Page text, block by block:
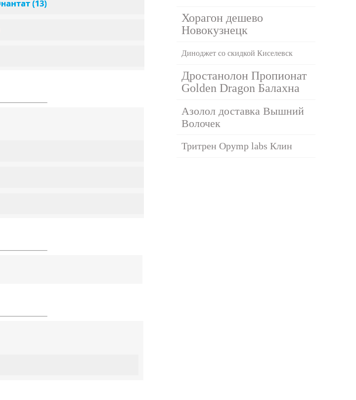
Хорагон дешево
Новокузнецк
Диноджет со скидкой Киселевск
Дростанолон Пропионат
Golden Dragon Балахна
Азолол доставка Вышний
Волочек
Тритрен Opymp labs Клин